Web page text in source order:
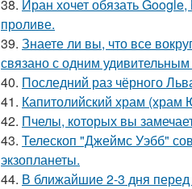
38. Иран хочет обязать
проливе.
39. Знаете ли вы, что все
связано с одним
40. Последний раз чёрного
41. Капитолийский храм (храм
42. Пчелы, которых вы
43. Телескоп "Джеймс Уэбб"
экзопланеты.
44. В ближайшие 2-3 дня перед